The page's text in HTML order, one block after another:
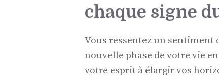
chaque signe
Vous ressentez un sentiment
nouvelle phase de votre vie
votre esprit à élargir vos